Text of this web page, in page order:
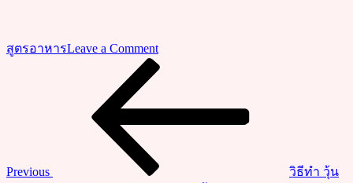
สูตรอาหารLeave a Commenton
วิธี
Previous
วิธีทำ วุ้น